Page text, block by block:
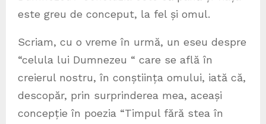
este greu de conceput, la fel și omul.
Scriam, cu o vreme în urmă, un eseu despre
“celula lui Dumnezeu “ care se află în
creierul nostru, în conștiința omului, iată că,
descopăr, prin surprinderea mea, aceași
concepție în poezia “Timpul fără stea în